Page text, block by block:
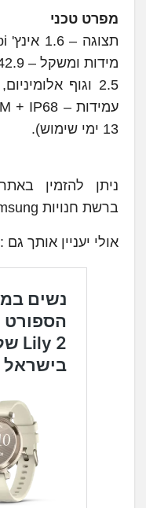
מפרט טכני
13 ימי שימוש).
ברשת חנויות Samsung ואצל המשווקים המורשים.
אולי יעניין אותך גם :